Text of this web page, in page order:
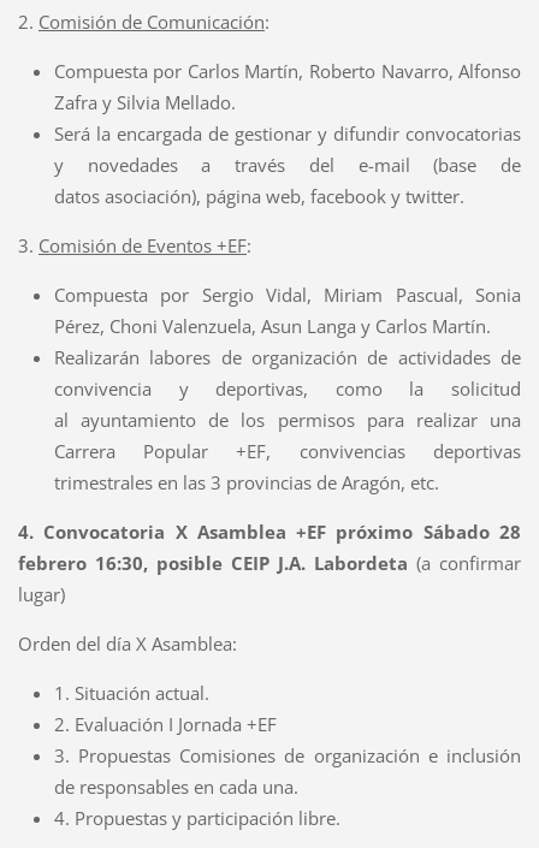
2. Comisión de Comunicación:
Compuesta por Carlos Martín, Roberto Navarro, Alfonso
Zafra y Silvia Mellado.
Será la encargada de gestionar y difundir convocatorias
y novedades a través del e-mail (base de
datos asociación), página web, facebook y twitter.
3. Comisión de Eventos +EF:
Compuesta por Sergio Vidal, Miriam Pascual, Sonia
Pérez, Choni Valenzuela, Asun Langa y Carlos Martín.
Realizarán labores de organización de actividades de
convivencia y deportivas, como la solicitud
al ayuntamiento de los permisos para realizar una
Carrera Popular +EF, convivencias deportivas
trimestrales en las 3 provincias de Aragón, etc.
4. Convocatoria X Asamblea +EF próximo Sábado 28
febrero 16:30, posible CEIP J.A. Labordeta(a confirmar
lugar)
Orden del día X Asamblea:
1. Situación actual.
2. Evaluación I Jornada +EF
3. Propuestas Comisiones de organización e inclusión
de responsables en cada una.
4. Propuestas y participación libre.